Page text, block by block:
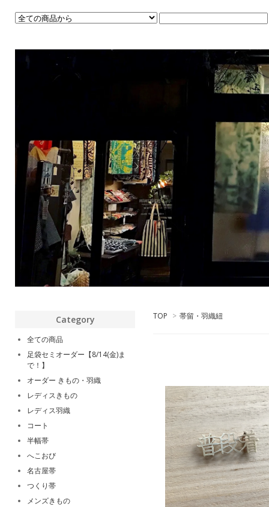
TOP > 帯留・羽織紐
Category
全ての商品
足袋セミオーダー【8/14(金)ま
で！】
オーダー きもの・羽織
レディスきもの
レディス羽織
コート
半幅帯
へこおび
名古屋帯
つくり帯
メンズきもの